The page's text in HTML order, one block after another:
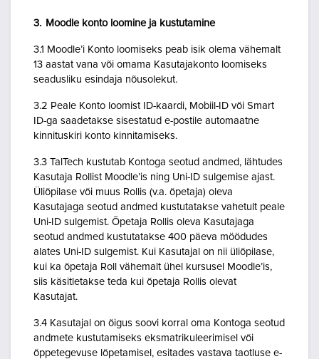
3. Moodle konto loomine ja kustutamine
3.1 Moodle’i Konto loomiseks peab isik olema vähemalt
13 aastat vana või omama Kasutajakonto loomiseks
seadusliku esindaja nõusolekut.
3.2 Peale Konto loomist ID-kaardi, Mobiil-ID või Smart
ID-ga saadetakse sisestatud e-postile automaatne
kinnituskiri konto kinnitamiseks.
3.3 TalTech kustutab Kontoga seotud andmed, lähtudes
Kasutaja Rollist Moodle’is ning Uni-ID sulgemise ajast.
Üliõpilase või muus Rollis (v.a. õpetaja) oleva
Kasutajaga seotud andmed kustutatakse vahetult peale
Uni-ID sulgemist. Õpetaja Rollis oleva Kasutajaga
seotud andmed kustutatakse 400 päeva möödudes
alates Uni-ID sulgemist. Kui Kasutajal on nii üliõpilase,
kui ka õpetaja Roll vähemalt ühel kursusel Moodle’is,
siis käsitletakse teda kui õpetaja Rollis olevat
Kasutajat.
3.4 Kasutajal on õigus soovi korral oma Kontoga seotud
andmete kustutamiseks eksmatrikuleerimisel või
õppetegevuse lõpetamisel, esitades vastava taotluse e-